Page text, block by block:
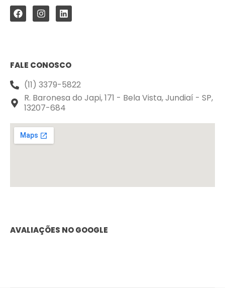
FALE CONOSCO
(11) 3379-5822
R. Baronesa do Japi, 171 - Bela Vista, Jundiaí - SP,
13207-684
AVALIAÇÕES NO GOOGLE